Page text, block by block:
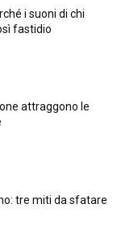
i suoni di chi
fastidio
attraggono le
tre miti da sfatare